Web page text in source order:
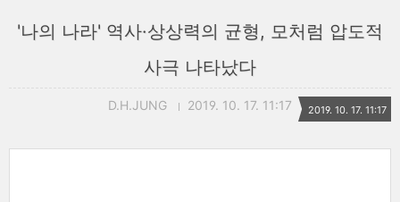
'나의 나라' 역사·상상력의 균형, 모처럼 압도적
사극 나타났다
D.H.JUNG 2019. 10. 17. 11:17 2019. 10. 17. 11:17